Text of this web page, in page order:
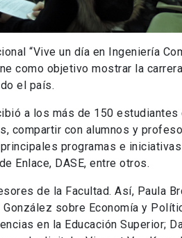
“Vive un día en Ingeniería
como objetivo mostrar la
el país.
a los más de 150 estudiantes
compartir con alumnos y
programas e iniciativas
Enlace, DASE, entre otros.
de la Facultad. Así, Paula
sobre Economía y
en la Educación Superior;